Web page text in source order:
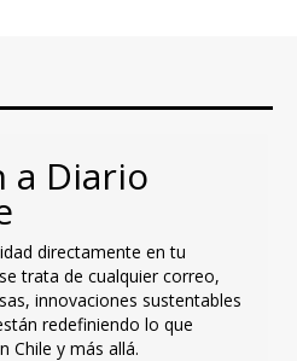
a Diario
directamente en tu
trata de cualquier correo,
innovaciones sustentables
redefiniendo lo que
Chile y más allá.